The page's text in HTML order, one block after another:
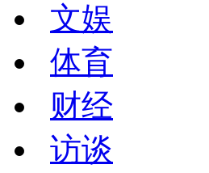
文娱
体育
财经
访谈